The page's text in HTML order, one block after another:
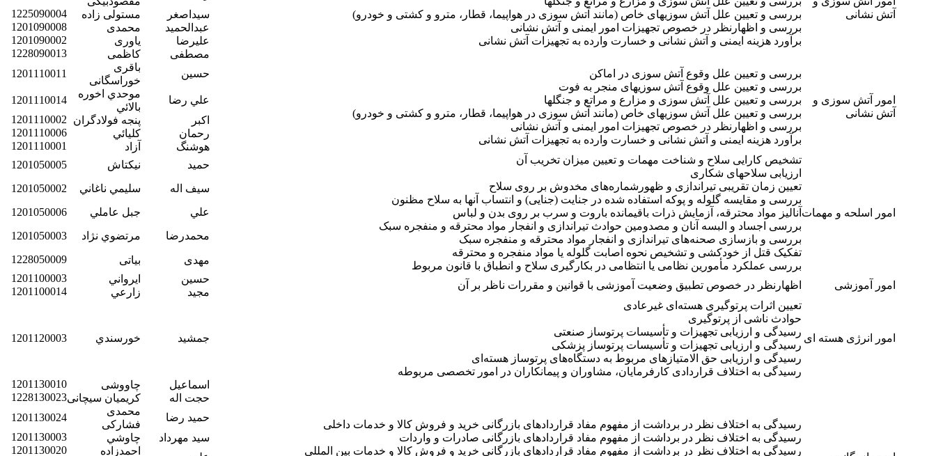
آتش نشانی
بررسی و تعیین علل آتش سوزیهای خاص (مانند آتش سوزی در هواپیما، قطار، مترو و کشتی و خودرو)
بررسی و اظهارنظر در خصوص تجهیزات امور ایمنی و آتش نشانی
برآورد هزینه ایمنی و آتش نشانی و خسارت وارده به تجهیزات آتش نشانی
سیداصغر
مستولی زاده
1225090004
عبدالحمید
محمدی
1201090008
علیرضا
یاوری
1201090002
مصطفی
کاظمی 1228090013
امور آتش سوزی و
آتش نشانی
بررسی و تعیین علل وقوع آتش سوزی در اماکن
بررسی و تعیین علل وقوع آتش سوزیهای منجر به فوت
بررسی و تعیین علل آتش سوزی و مزارع و مراتع و جنگلها
بررسی و تعیین علل آتش سوزیهای خاص (مانند آتش سوزی در هواپیما، قطار، مترو و کشتی و خودرو)
بررسی و اظهارنظر در خصوص تجهیزات امور ایمنی و آتش نشانی
برآورد هزینه ایمنی و آتش نشانی و خسارت وارده به تجهیزات آتش نشانی
حسین
باقری
خوراسگانی
1201110011
علي رضا
موحدي اخوره
بالائي
1201110014
اکبر
پنجه فولادگران
1201110002
رحمان
كليائي
1201110006
هوشنگ
آزاد 1201110001
امور اسلحه و مهمات
تشخیص کارایی سلاح و شناخت مهمات و تعیین میزان تخریب آن
ارزیابی سلاحهای شکاری
تعیین زمان تقریبی تیراندازی و ظهورشماره‌های مخدوش بر روی سلاح
بررسی و مقایسه گلوله و پوکه استفاده شده در جنایت (جنایی) و انتساب آنها به سلاح مظنون
آنالیز مواد محترقه، آزمایش ذرات باقیمانده باروت و سرب بر روی بدن و لباس
بررسی اجساد و البسه آنان و مصدومین حوادث تیراندازی و انفجار مواد محترقه و منفجره سبک
بررسی و بازسازی صحنه‌های تیراندازی و انفجار مواد محترقه و منفجره سبک
تفکیک قتل از خودکشی و تشخیص نحوه اصابت گلوله یا مواد منفجره و محترقه
بررسی عملکرد مأمورین نظامی یا انتظامی در بکارگیری سلاح و انطباق با قانون مربوط
حميد نيكتاش
1201050005
سيف اله
سليمي ناغاني
1201050002
علي
جبل عاملي
1201050006
محمدرضا
مرتضوي نژاد 1201050003
مهدی بیاتی 1228050009
امور آموزشی اظهارنظر در خصوص تطبیق وضعیت آموزشی با قوانین و مقررات ناظر بر آن
حسين ايرواني
1201100003
مجيد
زارعي 1201100014
امور انرژی هسته ای
تعیین اثرات پرتوگیری هسته‌ای غیرعادی
حوادث ناشی از پرتوگیری
رسیدگی و ارزیابی تجهیزات و تأسیسات پرتوساز صنعتی
رسیدگی و ارزیابی تجهیزات و تأسیسات پرتوساز پزشکی
رسیدگی و ارزیابی حق الامتیازهای مربوط به دستگاه‌های پرتوساز هسته‌ای
رسیدگی به اختلاف قراردادی کارفرمایان، مشاوران و پیمانکاران در امور تخصصی مربوطه
جمشيد خورسندي 1201120003
رسیدگی به اختلاف نظر در برداشت از مفهوم مفاد قراردادهای بازرگانی خرید و فروش کالا و خدمات داخلی
رسیدگی به اختلاف نظر در برداشت از مفهوم مفاد قراردادهای بازرگانی صادرات و واردات
رسیدگی به اختلاف نظر در برداشت از مفهوم مفاد قراردادهای بازرگانی خرید و فروش کالا و خدمات بین المللی
اسماعیل چاووشی
1201130010
حجت اله
کریمیان سیچانی1228130023
حمید رضا
محمدی
فشارکی
1201130024
سيد مهرداد
چاوشي
1201130003
احمدزاده
1201130020